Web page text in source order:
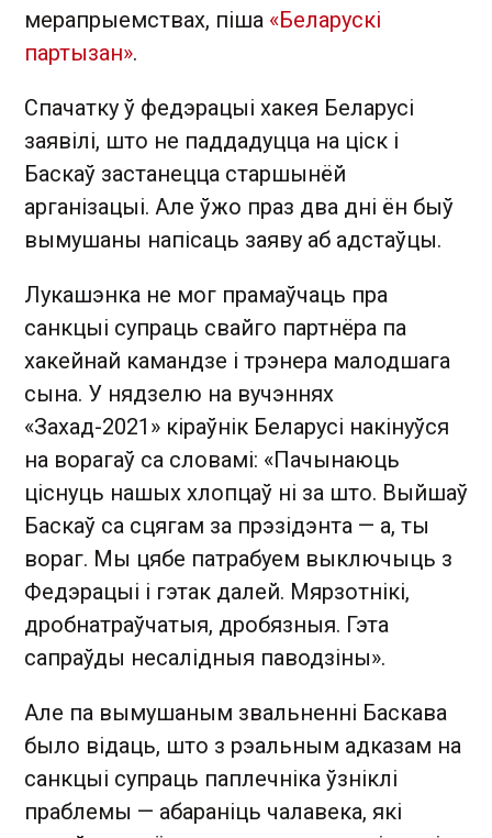
мерапрыемствах, піша «Беларускі
партызан».
Спачатку ў федэрацыі хакея Беларусі
заявілі, што не паддадуцца на ціск і
Баскаў застанецца старшынёй
арганізацыі. Але ўжо праз два дні ён быў
вымушаны напісаць заяву аб адстаўцы.
Лукашэнка не мог прамаўчаць пра
санкцыі супраць свайго партнёра па
хакейнай камандзе і трэнера малодшага
сына. У нядзелю на вучэннях
«Захад-2021» кіраўнік Беларусі накінуўся
на ворагаў са словамі: «Пачынаюць
ціснуць нашых хлопцаў ні за што. Выйшаў
Баскаў са сцягам за прэзідэнта — а, ты
вораг. Мы цябе патрабуем выключыць з
Федэрацыі і гэтак далей. Мярзотнікі,
дробнатраўчатыя, дробязныя. Гэта
сапраўды несалідныя паводзіны».
Але па вымушаным звальненні Баскава
было відаць, што з рэальным адказам на
санкцыі супраць паплечніка ўзніклі
праблемы — абараніць чалавека, які